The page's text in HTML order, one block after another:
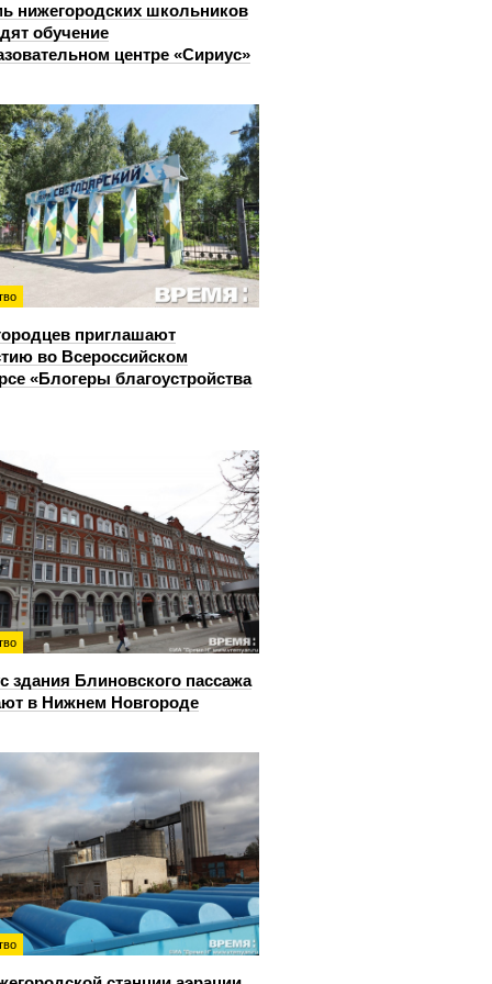
нижегородских школьников
обучение
центре «Сириус»
приглашают
во Всероссийском
«Блогеры благоустройства
здания Блиновского пассажа
в Нижнем Новгороде